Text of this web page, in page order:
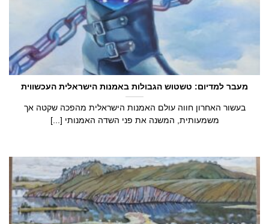
מעבר למדיום: טשטוש הגבולות באמנות הישראלית העכשווית
בעשור האחרון חווה עולם האמנות הישראלית מהפכה שקטה אך
משמעותית, המשנה את פני השדה האמנותי [...]